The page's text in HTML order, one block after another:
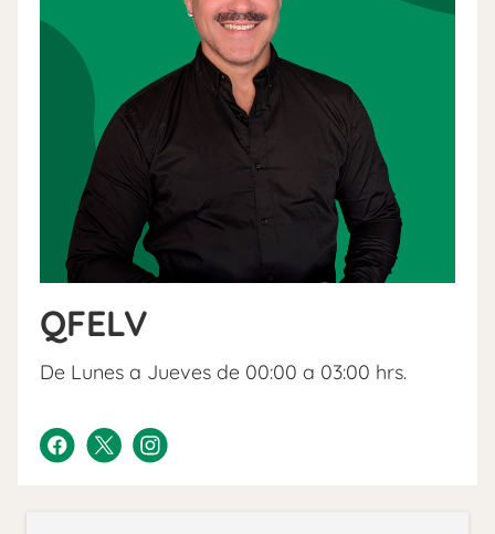
QFELV
De Lunes a Jueves de 00:00 a 03:00 hrs.